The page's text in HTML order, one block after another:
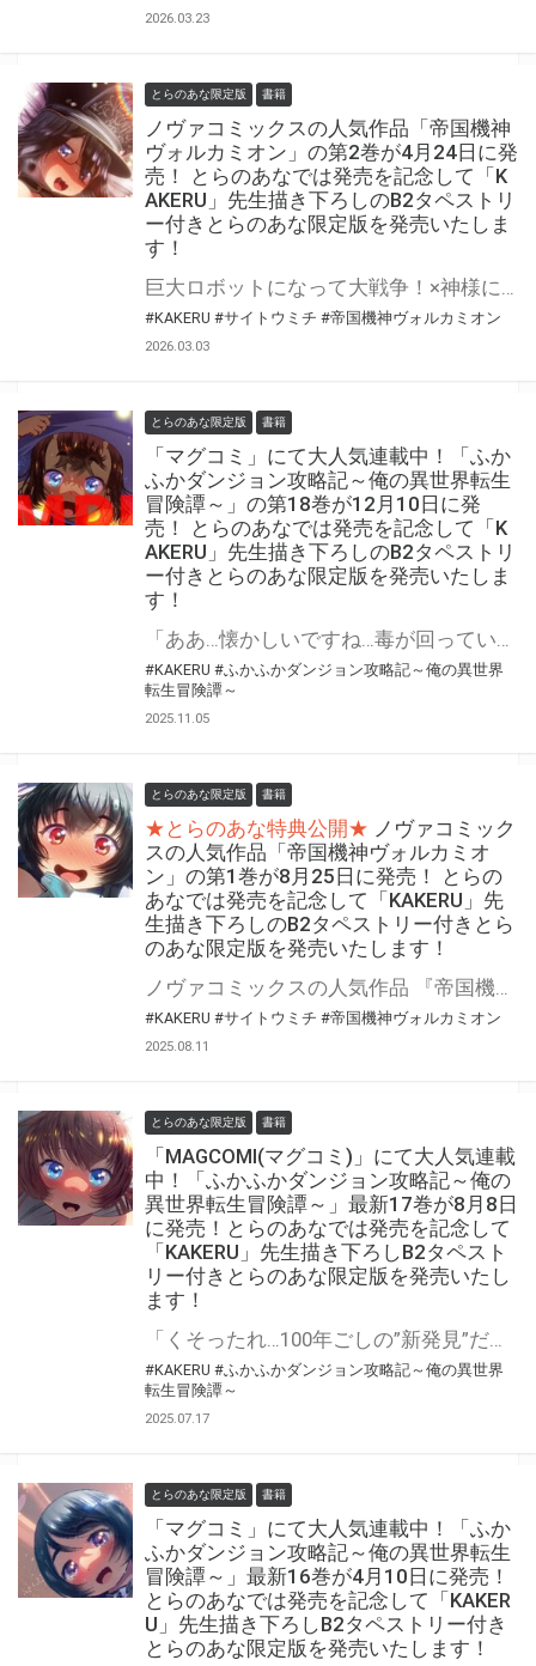
2026.03.23
とらのあな限定版 書籍
ノヴァコミックスの人気作品「帝国機神
ヴォルカミオン」の第2巻が4月24日に発
売！ とらのあなでは発売を記念して「K
AKERU」先生描き下ろしのB2タペストリ
ー付きとらのあな限定版を発売いたしま
す！
#KAKERU #サイトウミチ #帝国機神ヴォルカミオン
2026.03.03
とらのあな限定版 書籍
「マグコミ」にて大人気連載中！「ふか
ふかダンジョン攻略記～俺の異世界転生
冒険譚～」の第18巻が12月10日に発
売！ とらのあなでは発売を記念して「K
AKERU」先生描き下ろしのB2タペストリ
ー付きとらのあな限定版を発売いたしま
す！
#KAKERU #ふかふかダンジョン攻略記～俺の異世界
転生冒険譚～
2025.11.05
とらのあな限定版 書籍
★とらのあな特典公開★ ノヴァコミック
スの人気作品「帝国機神ヴォルカミオ
ン」の第1巻が8月25日に発売！ とらの
あなでは発売を記念して「KAKERU」先
生描き下ろしのB2タペストリー付きとら
のあな限定版を発売いたします！
#KAKERU #サイトウミチ #帝国機神ヴォルカミオン
2025.08.11
とらのあな限定版 書籍
「MAGCOMI(マグコミ)」にて大人気連載
中！「ふかふかダンジョン攻略記～俺の
異世界転生冒険譚～」最新17巻が8月8日
に発売！とらのあなでは発売を記念して
「KAKERU」先生描き下ろしB2タペスト
リー付きとらのあな限定版を発売いたし
ます！
#KAKERU #ふかふかダンジョン攻略記～俺の異世界
転生冒険譚～
2025.07.17
とらのあな限定版 書籍
「マグコミ」にて大人気連載中！「ふか
ふかダンジョン攻略記～俺の異世界転生
冒険譚～」最新16巻が4月10日に発売！
とらのあなでは発売を記念して「KAKER
U」先生描き下ろしB2タペストリー付き
とらのあな限定版を発売いたします！